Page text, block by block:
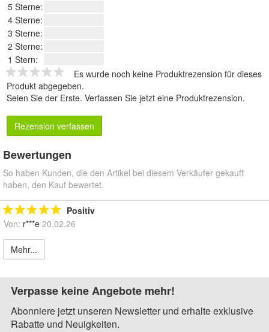
5 Sterne:
4 Sterne:
3 Sterne:
2 Sterne:
1 Stern:
Es wurde noch keine Produktrezension für dieses
Produkt abgegeben.
Seien Sie der Erste. Verfassen Sie jetzt eine Produktrezension.
Rezension verfassen
Bewertungen
So haben Kunden, die den Artikel bei diesem Verkäufer gekauft
haben, den Kauf bewertet.
Positiv
Von: r***e 20.02.26
Mehr...
Verpasse keine Angebote mehr!
Abonniere jetzt unseren Newsletter und erhalte exklusive
Rabatte und Neuigkeiten.